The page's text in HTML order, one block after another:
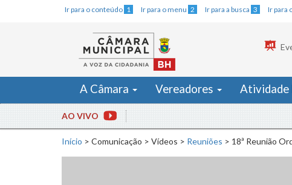
Ir para o conteúdo 1 Ir para o menu 2 Ir para a busca 3 Ir para
A Câmara Vereadores Atividade
AO VIVO
Início > Comunicação > Vídeos > Reuniões > 18ª Reunião